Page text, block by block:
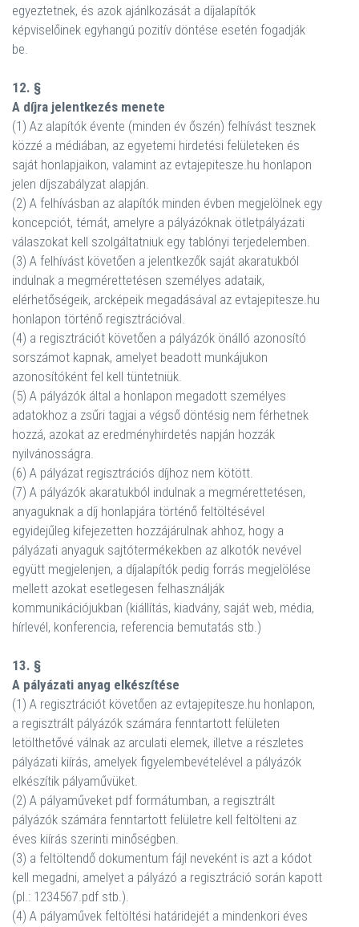
egyeztetnek, és azok ajánlkozását a díjalapítók
képviselőinek egyhangú pozitív döntése esetén fogadják
be.
12. §
A díjra jelentkezés menete
(1) Az alapítók évente (minden év őszén) felhívást tesznek
közzé a médiában, az egyetemi hirdetési felületeken és
saját honlapjaikon, valamint az evtajepitesze.hu honlapon
jelen díjszabályzat alapján.
(2) A felhívásban az alapítók minden évben megjelölnek egy
koncepciót, témát, amelyre a pályázóknak ötletpályázati
válaszokat kell szolgáltatniuk egy tablónyi terjedelemben.
(3) A felhívást követően a jelentkezők saját akaratukból
indulnak a megmérettetésen személyes adataik,
elérhetőségeik, arcképeik megadásával az evtajepitesze.hu
honlapon történő regisztrációval.
(4) a regisztrációt követően a pályázók önálló azonosító
sorszámot kapnak, amelyet beadott munkájukon
azonosítóként fel kell tüntetniük.
(5) A pályázók által a honlapon megadott személyes
adatokhoz a zsűri tagjai a végső döntésig nem férhetnek
hozzá, azokat az eredményhirdetés napján hozzák
nyilvánosságra.
(6) A pályázat regisztrációs díjhoz nem kötött.
(7) A pályázók akaratukból indulnak a megmérettetésen,
anyaguknak a díj honlapjára történő feltöltésével
egyidejűleg kifejezetten hozzájárulnak ahhoz, hogy a
pályázati anyaguk sajtótermékekben az alkotók nevével
együtt megjelenjen, a díjalapítók pedig forrás megjelölése
mellett azokat esetlegesen felhasználják
kommunikációjukban (kiállítás, kiadvány, saját web, média,
hírlevél, konferencia, referencia bemutatás stb.)
13. §
A pályázati anyag elkészítése
(1) A regisztrációt követően az evtajepitesze.hu honlapon,
a regisztrált pályázók számára fenntartott felületen
letölthetővé válnak az arculati elemek, illetve a részletes
pályázati kiírás, amelyek figyelembevételével a pályázók
elkészítik pályaművüket.
(2) A pályaműveket pdf formátumban, a regisztrált
pályázók számára fenntartott felületre kell feltölteni az
éves kiírás szerinti minőségben.
(3) a feltöltendő dokumentum fájl neveként is azt a kódot
kell megadni, amelyet a pályázó a regisztráció során kapott
(pl.: 1234567.pdf stb.).
(4) A pályaművek feltöltési határidejét a mindenkori éves